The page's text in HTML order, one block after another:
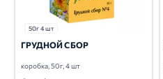
50г 4 шт
ГРУДНОЙ СБОР
коробка, 50г, 4 шт